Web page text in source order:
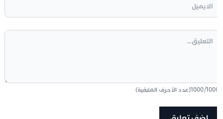
/
1000(عدد الأحرف المتبقية)